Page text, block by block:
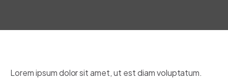
Lorem ipsum dolor sit amet, ut est diam voluptatum.